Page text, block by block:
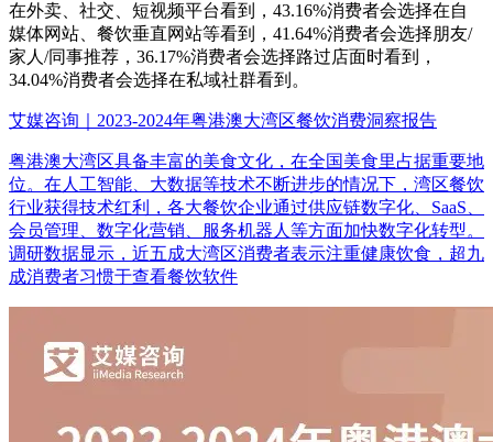
在外卖、社交、短视频平台看到，43.16%消费者会选择在自
媒体网站、餐饮垂直网站等看到，41.64%消费者会选择朋友/
家人/同事推荐，36.17%消费者会选择路过店面时看到，
34.04%消费者会选择在私域社群看到。
艾媒咨询｜2023-2024年粤港澳大湾区餐饮消费洞察报告
粤港澳大湾区具备丰富的美食文化，在全国美食里占据重要地
位。在人工智能、大数据等技术不断进步的情况下，湾区餐饮
行业获得技术红利，各大餐饮企业通过供应链数字化、SaaS、
会员管理、数字化营销、服务机器人等方面加快数字化转型。
调研数据显示，近五成大湾区消费者表示注重健康饮食，超九
成消费者习惯于查看餐饮软件